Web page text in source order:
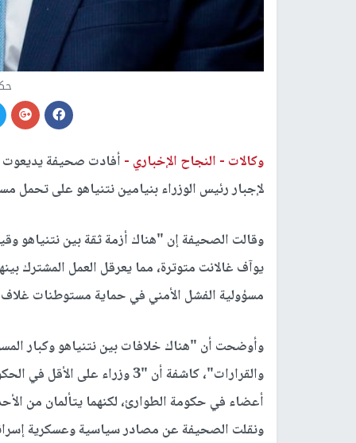
وكالات - النجاح الإخباري -
لإجبار رئيس الوزراء بنيامين نتنياهو على تحمل
وقالت الصحيفة إن "هناك أزمة ثقة بين نتنياهو
مسؤولية الفشل الأمني في حماية مستوطنات
وأوضحت أن "هناك خلافات بين نتنياهو وكبار
والقرارات"، كاشفة أن "3 وزراء
أعضاء في حكومة الطوارئ، لكنهما يتألمان
ونقلت الصحيفة عن مصادر سياسية وعسكرية